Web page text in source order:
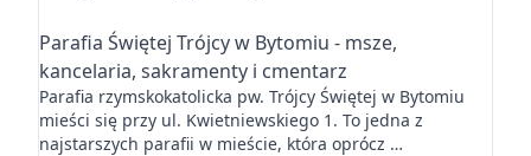
Parafia Świętej Trójcy w Bytomiu - msze,
kancelaria, sakramenty i cmentarz
Parafia rzymskokatolicka pw. Trójcy Świętej w Bytomiu
mieści się przy ul. Kwietniewskiego 1. To jedna z
najstarszych parafii w mieście, która oprócz …